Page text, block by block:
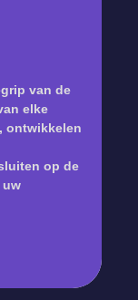
van de
elke
ontwikkelen
op de
uw